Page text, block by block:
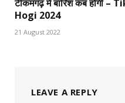
टीकमगढ़ में बारिश कब होगी
Hogi 2024
21 August 2022
LEAVE A REPLY